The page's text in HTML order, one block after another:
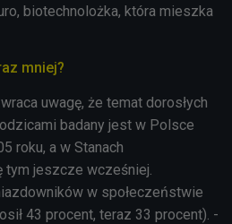
biotechnolożka, która mieszka
mniej?
uwagę, że temat dorosłych
badany jest w Polsce
roku, a w Stanach
tym jeszcze wcześniej.
w społeczeństwie
43 procent, teraz 33 procent). -